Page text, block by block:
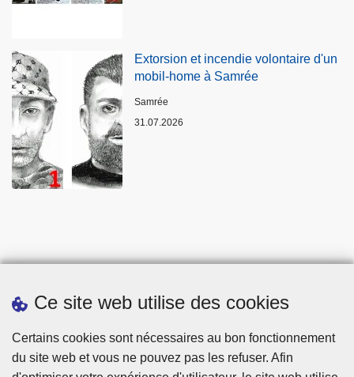
Ce site web utilise des cookies
Certains cookies sont nécessaires au bon fonctionnement
du site web et vous ne pouvez pas les refuser. Afin
Extorsion et incendie volontaire d'un
mobil-home à Samrée
Lieux
Samrée
31.07.2026
Statistiques